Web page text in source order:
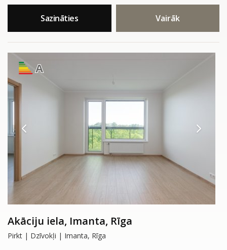
Sazināties Vairāk
A
Akāciju iela, Imanta, Rīga
Pirkt | Dzīvokļi | Imanta, Rīga